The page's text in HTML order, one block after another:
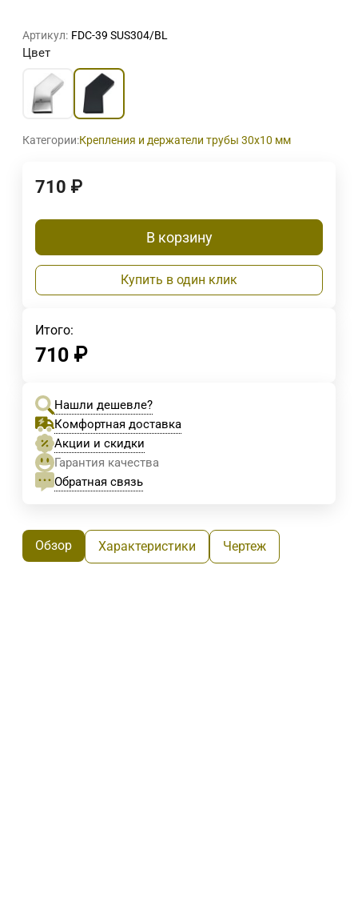
Артикул: FDC-39 SUS304/BL
Цвет
Категории:Крепления и держатели трубы 30х10 мм
710 ₽
В корзину
Купить в один клик
Итого:
710 ₽
Нашли дешевле?
Комфортная доставка
Акции и скидки
Гарантия качества
Обратная связь
Обзор Характеристики Чертеж